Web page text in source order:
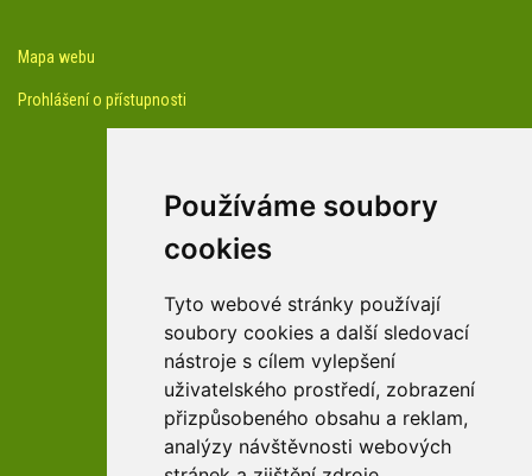
Používáme soubory
cookies
Tyto webové stránky používají
soubory cookies a další sledovací
nástroje s cílem vylepšení
uživatelského prostředí, zobrazení
přizpůsobeného obsahu a reklam,
analýzy návštěvnosti webových
Mapa webu
Prohlášení o přístupnosti
Youtube kanál arboreta